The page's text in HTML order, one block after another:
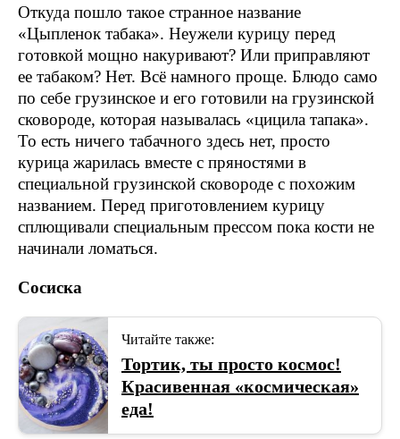
Откуда пошло такое странное название
«Цыпленок табака». Неужели курицу перед
готовкой мощно накуривают? Или приправляют
ее табаком? Нет. Всё намного проще. Блюдо само
по себе грузинское и его готовили на грузинской
сковороде, которая называлась «цицила тапака».
То есть ничего табачного здесь нет, просто
курица жарилась вместе с пряностями в
специальной грузинской сковороде с похожим
названием. Перед приготовлением курицу
сплющивали специальным прессом пока кости не
начинали ломаться.
Сосиска
Читайте также:
Тортик, ты просто космос!
Красивенная «космическая»
еда!